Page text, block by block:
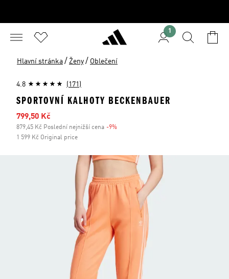
1
Hlavní stránka / Ženy / Oblečení
4.8 (171)
SPORTOVNÍ KALHOTY BECKENBAUER
Zlevněná cena
799,50 Kč
879,45 Kč Poslední nejnižší cena -9%
1 599 Kč Original price